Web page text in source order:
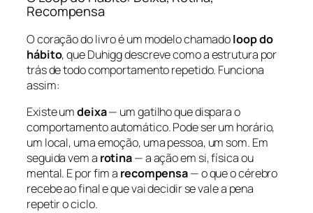
Recompensa
O coração do livro é um modelo chamadoloop do
hábito, que Duhigg descreve como a estrutura por
trás de todo comportamento repetido. Funciona
assim:
Existe umdeixa— um gatilho que dispara o
comportamento automático. Pode ser um horário,
um local, uma emoção, uma pessoa, um som. Em
seguida vem a rotina— a ação em si, física ou
mental. E por fim a recompensa— o que o cérebro
recebe ao final e que vai decidir se vale a pena
repetir o ciclo.